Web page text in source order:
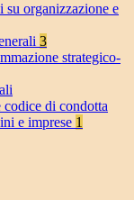
organizzazione e
3
strategico-
di condotta
e imprese 1